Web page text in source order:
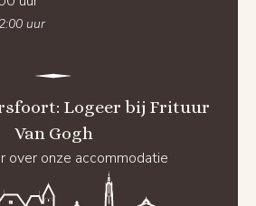
uur
Logeer bij Frituur
Van Gogh
over onze accommodatie